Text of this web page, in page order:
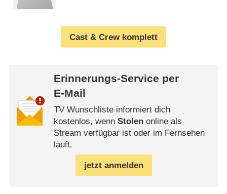
Cast & Crew komplett
Erinnerungs-Service per
E-Mail
TV Wunschliste informiert dich
kostenlos, wenn Stolenonline als
Stream verfügbar ist oder im Fernsehen
läuft.
jetzt anmelden